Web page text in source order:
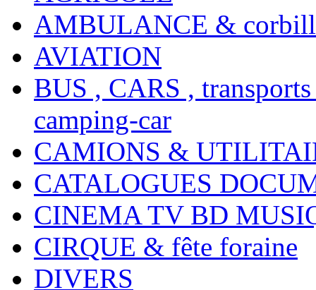
AMBULANCE &
AVIATION
BUS , CARS ,
camping-car
CAMIONS &
CATALOGUES
CINEMA TV BD
CIRQUE & fête foraine
DIVERS